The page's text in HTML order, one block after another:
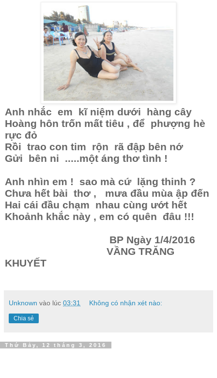
Anh nhắc em kĩ niệm dưới hàng cây
Hoàng hôn trốn mất tiêu , để phượng hè
rực đỏ
Rồi trao con tim rộn rã đập bên nớ
Gửi bên ni .....một áng thơ tình !
Anh nhìn em ! sao mà cứ lặng thinh ?
Chưa hết bài thơ , mưa đầu mùa ập đến
Hai cái đầu chạm nhau cùng ướt hết
Khoảnh khắc này , em có quên đâu !!!
BP Ngày 1/4/2016
VẦNG TRĂNG
KHUYẾT
Unknown vào lúc 03:31 Không có nhận xét nào:
Chia sẻ
Thứ Bảy, 12 tháng 3, 2016